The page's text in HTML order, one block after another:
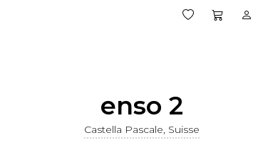
enso 2
Castella Pascale, Suisse